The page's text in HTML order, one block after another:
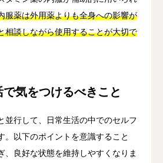
服薬は外用薬よりも全身への影響が
相談しながら使用することが大切で
で気をつけるべきこと
並行して、日常生活の中でのセルフ
。以下のポイントを意識すること
、良好な状態を維持しやすくなりま